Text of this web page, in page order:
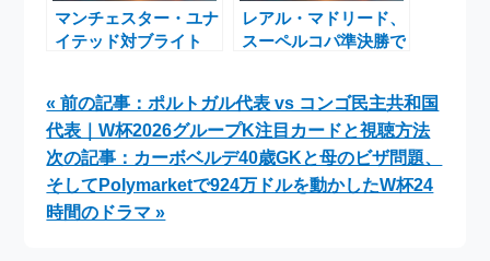
マンチェスター・ユナ
イテッド対ブライト
薫の出場状況
レアル・マドリード、
スーペルコパ準決勝で
不在とバルサ追い風の
中で試される「白い巨
人」
« 前の記事：ポルトガル代表 vs コンゴ民主共和国
代表｜W杯2026グループK注目カードと視聴方法
次の記事：カーボベルデ40歳GKと母のビザ問題、
そしてPolymarketで924万ドルを動かしたW杯24
時間のドラマ »